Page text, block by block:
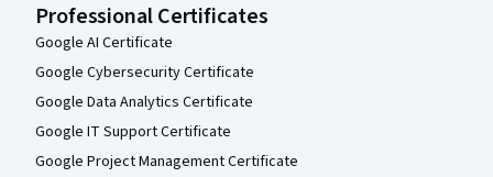
Professional Certificates
Google AI Certificate
Google Cybersecurity Certificate
Google Data Analytics Certificate
Google IT Support Certificate
Google Project Management Certificate